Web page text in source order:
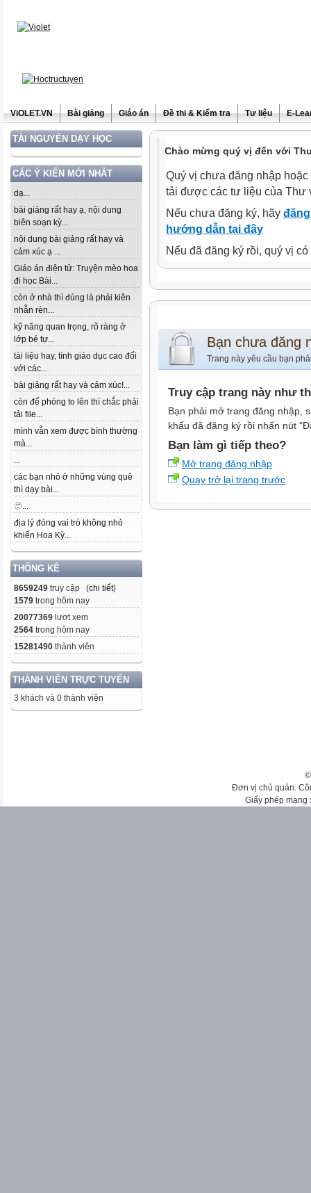
ViOLET.VN Bài giảng Giáo án Đề thi & Kiểm tra Tư liệu E-
TÀI NGUYÊN DẠY HỌC
CÁC Ý KIẾN MỚI NHẤT
dạ...
bài giảng rất hay ạ, nội dung
biên soạn kỳ...
nội dung bài giảng rất hay và
cảm xúc ạ ...
Giáo án điện tử: Truyện mèo hoa
đi học Bài...
còn ở nhà thì đúng là phải kiên
nhẫn rèn...
kỹ năng quan trọng, rõ ràng ở
lớp bé tự...
tài liệu hay, tính giáo dục cao đối
với các...
bài giảng rất hay và cảm xúc!...
còn để phóng to lên thì chắc phải
tải file...
mình vẫn xem được bình thường
mà...
...
các bạn nhỏ ở những vùng quê
thì dạy bài...
🫥...
địa lý đóng vai trò không nhỏ
khiến Hoa Kỳ...
THỐNG KÊ
8659249 truy cập (chi tiết)
1579 trong hôm nay
20077369 lượt xem
2564 trong hôm nay
15281490 thành viên
THÀNH VIÊN TRỰC TUYẾN
3 khách và 0 thành viên
Chào mừng quý vị đến với
Quý vị chưa đăng nhập
tải được các tư liệu của Thư
Nếu chưa đăng ký, hãy
hướng dẫn tại đây
Nếu đã đăng ký rồi, quý vị
Bạn chưa đăng
Trang này yêu cầu bạn
Truy cập trang này như
Bạn phải mở trang đăng nhập,
khẩu đã đăng ký rồi nhấn nút
Bạn làm gì tiếp theo?
Mở trang đăng nhập
Quay trở lại trang trước
Đơn vị chủ quản:
Giấy phép mạng